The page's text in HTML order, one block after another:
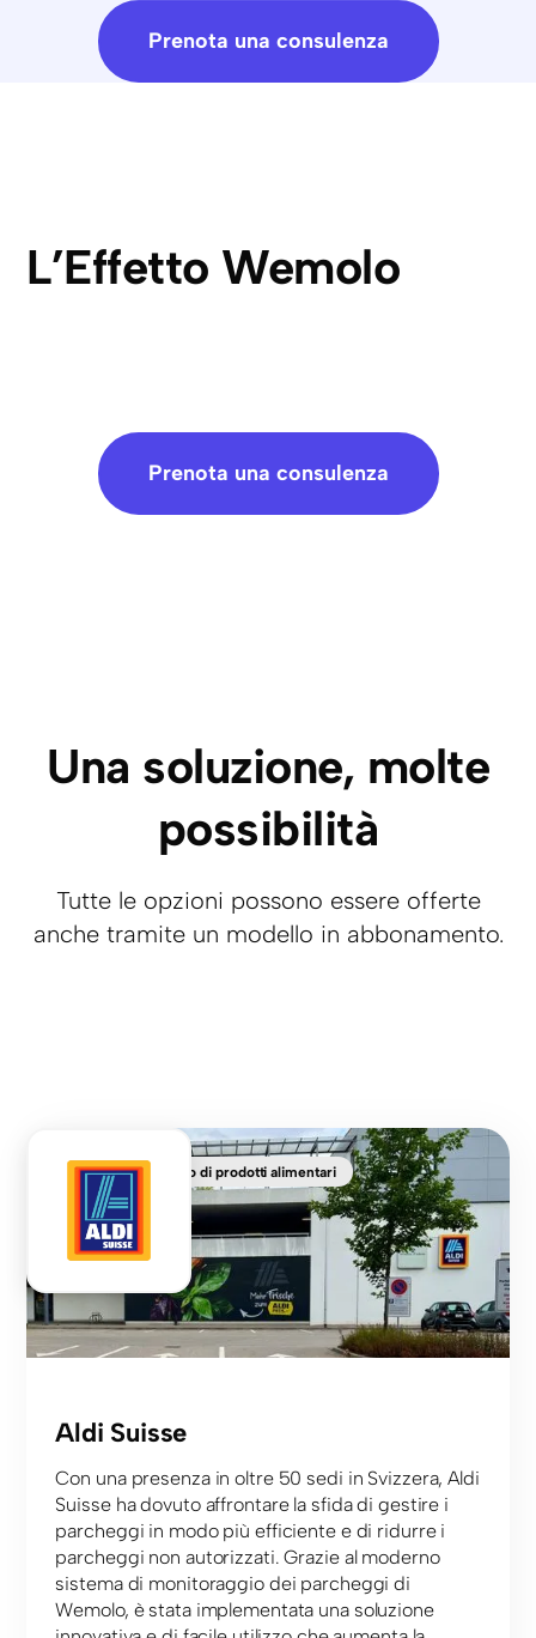
Prenota una consulenza
L’Effetto Wemolo
Prenota una consulenza
Una soluzione, molte
possibilità
Tutte le opzioni possono essere offerte
anche tramite un modello in abbonamento.
Vendita al dettaglio di prodotti alimentari
Aldi Suisse
Con una presenza in oltre 50 sedi in Svizzera, Aldi
Suisse ha dovuto affrontare la sfida di gestire i
parcheggi in modo più efficiente e di ridurre i
parcheggi non autorizzati. Grazie al moderno
sistema di monitoraggio dei parcheggi di
Wemolo, è stata implementata una soluzione